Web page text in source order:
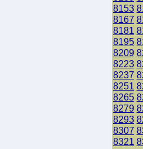
8153
8167
8181
8195
8209
8223
8237
8251
8265
8279
8293
8307
8321